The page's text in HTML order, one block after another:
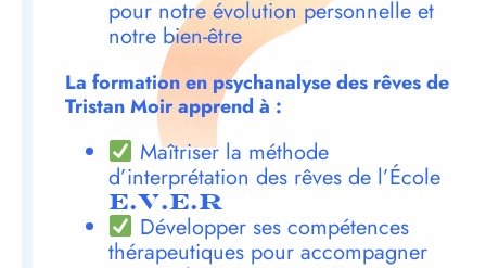
pour notre évolution personnelle et
notre bien-être
La formation en psychanalyse des rêves de
Tristan Moir apprend à :
Maîtriser la méthode
d’interprétation des rêves de l’École
E.V.E.R
Développer ses compétences
thérapeutiques pour accompagner